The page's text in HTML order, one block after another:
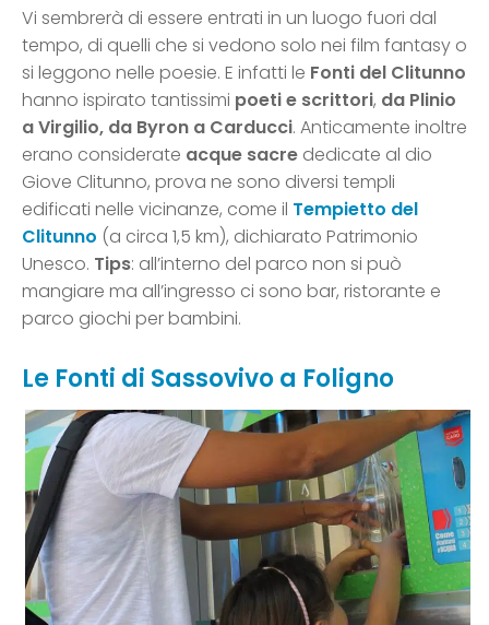
Vi sembrerà di essere entrati in un luogo fuori dal
tempo, di quelli che si vedono solo nei film fantasy o
si leggono nelle poesie. E infatti le Fonti del Clitunno
hanno ispirato tantissimi poeti e scrittori, da Plinio
a Virgilio, da Byron a Carducci. Anticamente inoltre
erano considerate acque sacre dedicate al dio
Giove Clitunno, prova ne sono diversi templi
edificati nelle vicinanze, come il Tempietto del
Clitunno (a circa 1,5 km), dichiarato Patrimonio
Unesco. Tips: all’interno del parco non si può
mangiare ma all’ingresso ci sono bar, ristorante e
parco giochi per bambini.
Le Fonti di Sassovivo a Foligno